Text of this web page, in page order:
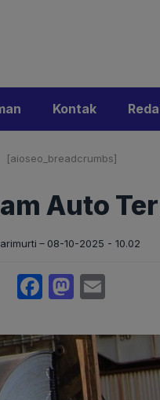
Kontak
[aioseo_breadcrumbs]
Auto
08-10-2025 - 10.02
Facebook